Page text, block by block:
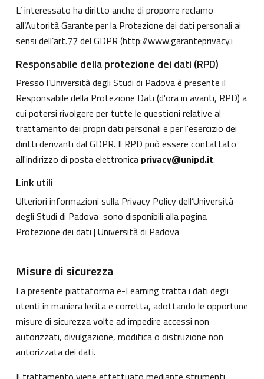
L’ interessato ha diritto anche di proporre reclamo
all’Autorità Garante per la Protezione dei dati personali ai
sensi dell’art.77 del GDPR (http://www.garanteprivacy.i
Responsabile della protezione dei dati (RPD)
Presso l’Università degli Studi di Padova è presente il
Responsabile della Protezione Dati (d'ora in avanti, RPD) a
cui potersi rivolgere per tutte le questioni relative al
trattamento dei propri dati personali e per l'esercizio dei
diritti derivanti dal GDPR. Il RPD può essere contattato
all'indirizzo di posta elettronica privacy@unipd.it.
Link utili
Ulteriori informazioni sulla Privacy Policy dell’Università
degli Studi di Padova sono disponibili alla pagina
Protezione dei dati | Università di Padova
Misure di sicurezza
La presente piattaforma e-Learning tratta i dati degli
utenti in maniera lecita e corretta, adottando le opportune
misure di sicurezza volte ad impedire accessi non
autorizzati, divulgazione, modifica o distruzione non
autorizzata dei dati.